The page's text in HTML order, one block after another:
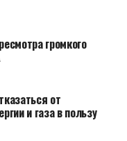
громкого
от
и газа в пользу